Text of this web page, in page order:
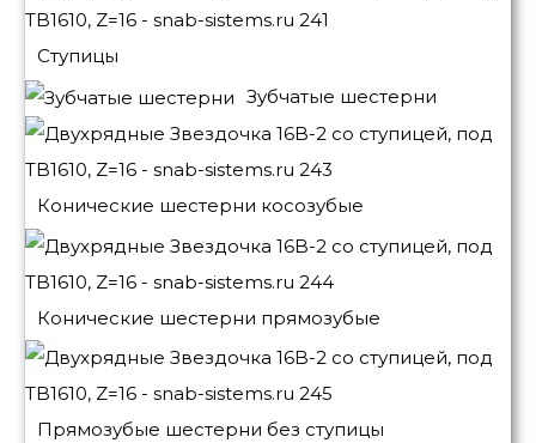
Ступицы
Зубчатые шестерни
Конические шестерни косозубые
Конические шестерни прямозубые
Прямозубые шестерни без ступицы